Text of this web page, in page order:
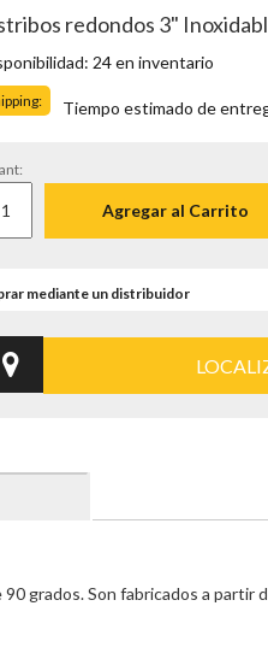
redondos 3"
24 en inventario
Tiempo estimado de
Agregar al Carrito
grados. Son fabricados a partir